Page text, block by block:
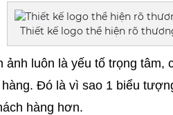
Thiết kế logo thể hiện rõ
ảnh luôn là yếu tố trọng tâm,
Đó là vì sao 1 biểu
hàng hơn.